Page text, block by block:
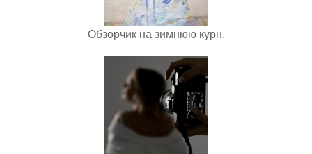
Обзорчик на зимнюю курн.